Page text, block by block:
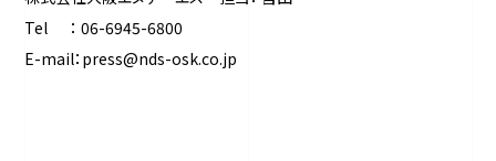
Tel ： 06-6945-6800
E-mail：press@nds-osk.co.jp